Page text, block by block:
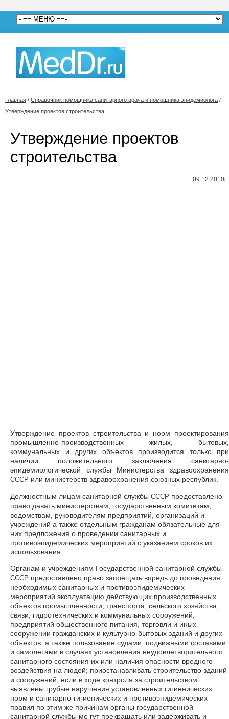
Главная / Справочник помощника санитарного врача и помощника эпидемиолога /
Утверждение проектов строительства
Утверждение проектов
строительства
09.12.2010г.
Утверждение проектов строительства и норм проектирования
промышленно-производственных жилых, бытовых,
коммунальных и других объектов производится только при
наличии положительного заключения санитарно-
эпидемиологической службы Министерства здравоохранения
СССР или министерств здравоохранения союзных республик.
Должностным лицам санитарной службы СССР предоставлено
право давать министерствам, государственным комитетам,
ведомствам, руководителям предприятий, организаций и
учреждений а также отдельным гражданам обязательные для
них предложения о проведении санитарных и
противоэпидемических мероприятий с указанием сроков их
использования.
Органам и учреждениям Государственной санитарной службы
СССР предоставлено право запрещать впредь до проведения
необходимых санитарных и противоэпидемических
мероприятий эксплуатацию действующих производственных
объектов промышленности, транспорта, сельского хозяйства,
связи, гидротехнических и коммунальных сооружений,
предприятий общественного питания, торговли и иных
сооружении гражданских и культурно-бытовых зданий и других
объектов, а также пользование судами, подвижными составами
и самолетами в случаях установления неудовлетворительного
санитарного состояния их или наличия опасности вредного
воздействия на людей; приостанавливать строительство зданий
и сооружений, если в ходе контроля за строительством
выявлены грубые нарушения установленных гигиенических
норм и санитарно-гигиенических и противоэпидемических
правил по этим же причинам органы государственной
санитарной службы мо гут прекращать или задерживать и